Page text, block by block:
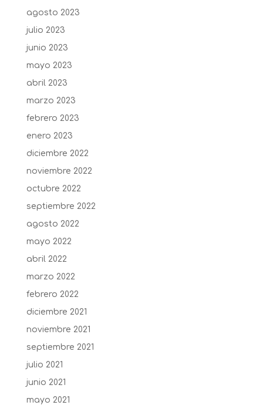
agosto 2023
julio 2023
junio 2023
mayo 2023
abril 2023
marzo 2023
febrero 2023
enero 2023
diciembre 2022
noviembre 2022
octubre 2022
septiembre 2022
agosto 2022
mayo 2022
abril 2022
marzo 2022
febrero 2022
diciembre 2021
noviembre 2021
septiembre 2021
julio 2021
junio 2021
mayo 2021